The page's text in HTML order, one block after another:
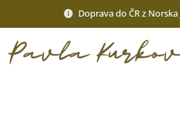
Doprava do ČR z Norska